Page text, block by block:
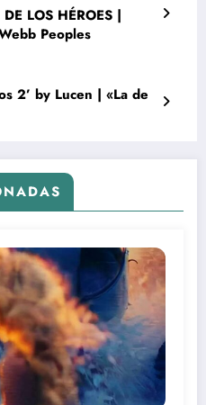
LOS HÉROES |
Peoples
2’ by Lucen | «La de